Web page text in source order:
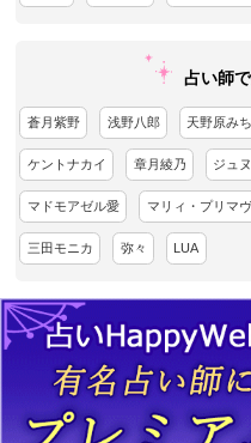
占い師
蒼月紫野 浅野八郎 天野原み
ケントナカイ 章月綾乃 ジュ
マドモアゼル愛 マリィ・プリマ
三田モニカ 弥々 LUA